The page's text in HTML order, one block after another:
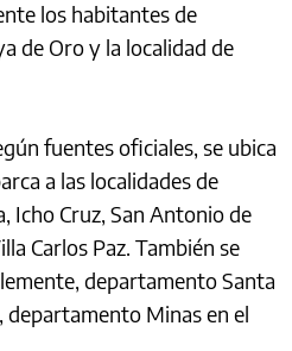
los habitantes de
de Oro y la localidad de
fuentes oficiales, se ubica
a las localidades de
Icho Cruz, San Antonio de
Carlos Paz. También se
departamento Santa
Minas en el